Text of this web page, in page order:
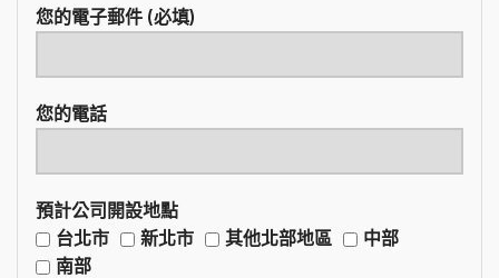
您的電子郵件 (必填)
您的電話
預計公司開設地點
台北市
新北市 其他北部地區
中部
南部